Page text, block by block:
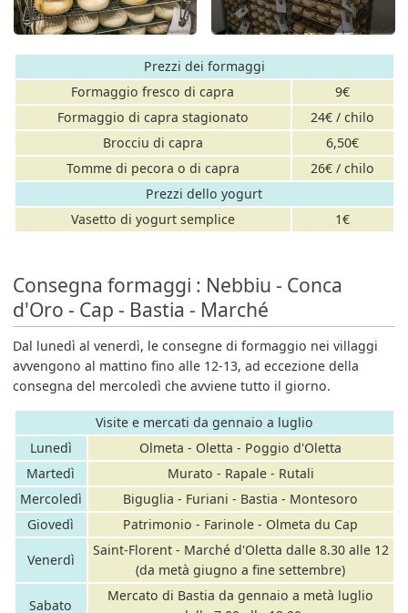
Prezzi dei formaggi
Formaggio fresco di capra
9€
Formaggio di capra stagionato
24€ / chilo
Brocciu di capra
6,50€
Tomme di pecora o di capra
26€ / chilo
Prezzi dello yogurt
Vasetto di yogurt semplice
1€
Consegna formaggi : Nebbiu - Conca
d'Oro - Cap - Bastia - Marché
Dal lunedì al venerdì, le consegne di formaggio nei villaggi
avvengono al mattino fino alle 12-13, ad eccezione della
consegna del mercoledì che avviene tutto il giorno.
Visite e mercati da gennaio a luglio
Lunedì
Olmeta - Oletta - Poggio d'Oletta
Martedì
Murato - Rapale - Rutali
Mercoledì
Biguglia - Furiani - Bastia - Montesoro
Giovedì
Patrimonio - Farinole - Olmeta du Cap
Venerdì
Saint-Florent - Marché d'Oletta dalle 8.30 alle 12
(da metà giugno a fine settembre)
Sabato
Mercato di Bastia da gennaio a metà luglio